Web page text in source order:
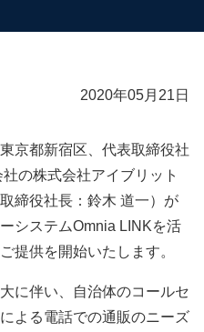
2020年05月21日
京都新宿区、代表取締役社
の株式会社アイブリット
締役社長：鈴木 道一）が
システムOmnia LINKを活
提供を開始いたします。
に伴い、自治体のコールセ
よる電話での通販のニーズ